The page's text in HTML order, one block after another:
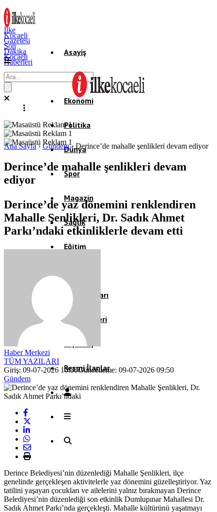
İlke
Kocaeli
Gazetesi
Son
Dakika
Kocaeli
Haberleri
Asayiş
Gündem
Ekonomi
Politika
Dünya
Spor
Magazin
Sağlık
Eğitim
Köşe Yazıları
Video Galeri
Röportaj
Resmi İlanlar
Ana Sayfa› Gündem› Derince’de mahalle şenlikleri devam ediyor
Derince’de mahalle şenlikleri devam
ediyor
Derince’de yaz dönemini renklendiren
Mahalle Şenlikleri, Dr. Sadık Ahmet
Parkı’ndaki etkinliklerle devam etti
Haber Merkezi
TÜM YAZILARI
Giriş: 09-07-2026 10:30Güncelleme: 09-07-2026 09:50
Gündem
Derince Belediyesi’nin düzenlediği Mahalle Şenlikleri, ilçe
genelinde gerçekleşen aktivitelerle yaz dönemini güzelleştiriyor. Yaz
tatilini yaşayan çocukları ve ailelerini yalnız bırakmayan Derince
Belediyesi’nin düzenlediği son etkinlik Dumlupınar Mahallesi Dr.
Sadık Ahmet Parkı’nda gerçekleşti. Mahalle kültürünü yaşatmayı